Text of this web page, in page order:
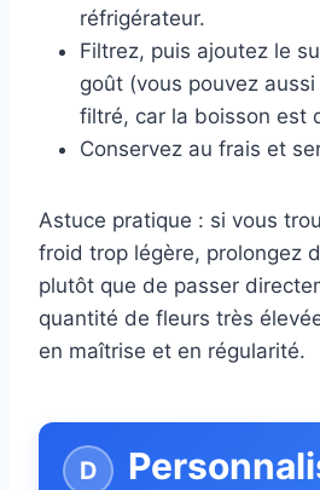
réfrigérateur.
Filtrez, puis ajoutez le
goût (vous pouvez
filtré, car la boisson est
Conservez au frais et
Astuce pratique : si vous
froid trop légère, prolongez
plutôt que de passer
quantité de fleurs très
en maîtrise et en régularité.